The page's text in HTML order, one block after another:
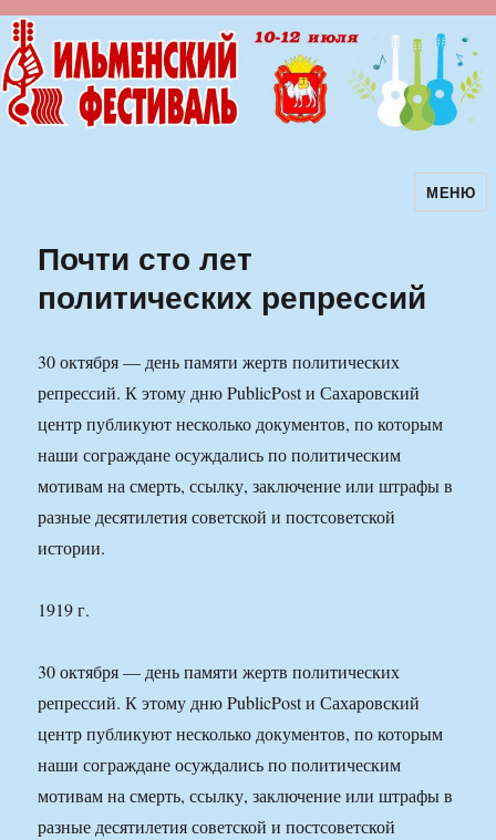
Ильменский фестиваль авторскойМЕНЮ
Почти сто лет
политических репрессий
30 октября — день памяти жертв политических
репрессий. К этому дню PublicPost и Сахаровский
центр публикуют несколько документов, по которым
наши сограждане осуждались по политическим
мотивам на смерть, ссылку, заключение или штрафы в
разные десятилетия советской и постсоветской
истории.
1919 г.
30 октября — день памяти жертв политических
репрессий. К этому дню PublicPost и Сахаровский
центр публикуют несколько документов, по которым
наши сограждане осуждались по политическим
мотивам на смерть, ссылку, заключение или штрафы в
разные десятилетия советской и постсоветской